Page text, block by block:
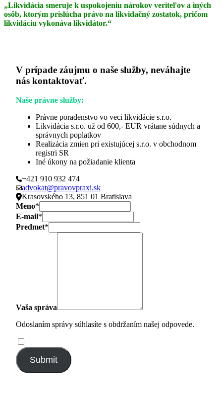
„Likvidácia smeruje k uspokojeniu nárokov veriteľov a iných
osôb, ktorým prislúcha právo na likvidačný zostatok, pričom
likvidáciu vykonáva likvidátor.“
V prípade záujmu o naše služby, neváhajte
nás kontaktovať.
Naše právne služby:
Právne poradenstvo vo veci likvidácie s.r.o.
Likvidácia s.r.o. už od 600,- EUR vrátane súdnych a
správnych poplatkov
Realizácia zmien pri existujúcej s.r.o. v obchodnom
registri SR
Iné úkony na požiadanie klienta
+421 910 932 474
advokat@pravovpraxi.sk
Krasovského 13, 851 01 Bratislava
Meno*
E-mail*
Predmet*
Vaša správa
Odoslaním správy súhlasíte s obdržaním našej odpovede.
Submit